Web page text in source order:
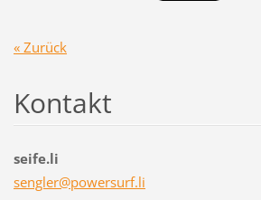
« Zurück
Kontakt
seife.li
sengler@powersurf.li